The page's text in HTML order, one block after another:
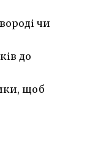
чи
до
щоб